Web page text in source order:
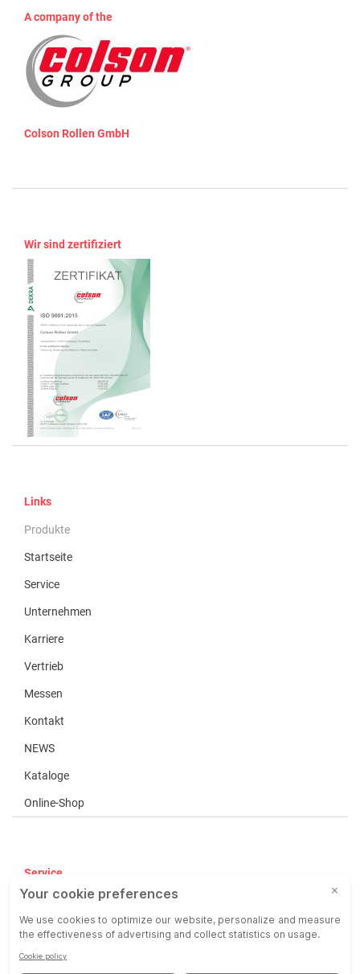
A company of the
Colson Rollen GmbH
Wir sind zertifiziert
Links
Produkte
Startseite
Service
Unternehmen
Karriere
Vertrieb
Messen
Kontakt
NEWS
Kataloge
Online-Shop
Service
AGB
AEB
Haftung